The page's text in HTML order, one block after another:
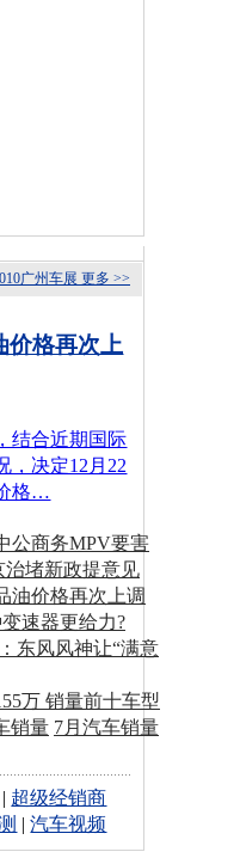
更多 >>
广州车展
价格再次上
结合近期国际
，决定12月22
格…
公商务MPV要害
治堵新政提意见
油价格再次上调
速器更给力?
东风风神让“满意
万 销量前十车型
销量 7月汽车销量
| 超级经销商
|汽车视频